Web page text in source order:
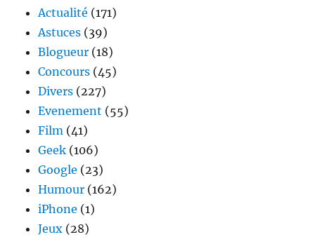
votre
boite
Actualité (171)
Astuces (39)
Blogueur (18)
Concours (45)
Divers (227)
Evenement (55)
Film (41)
Geek (106)
Google (23)
Humour (162)
iPhone (1)
Jeux (28)